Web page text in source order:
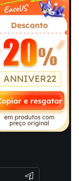
ANNIVER22